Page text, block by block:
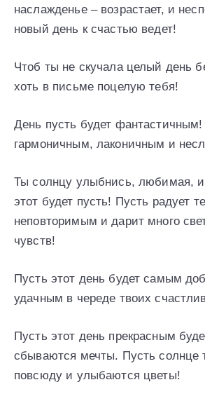
наслажденье – возрастает, и
новый день к счастью ведет!
Чтоб ты не скучала целый день
хоть в письме поцелую тебя!
День пусть будет
гармоничным, лаконичным и
Ты солнцу улыбнись, любимая,
этот будет пусть! Пусть радует
неповторимым и дарит много
чувств!
Пусть этот день будет самым
удачным в череде твоих
Пусть этот день прекрасным
сбываются мечты. Пусть солнце
повсюду и улыбаются цветы!